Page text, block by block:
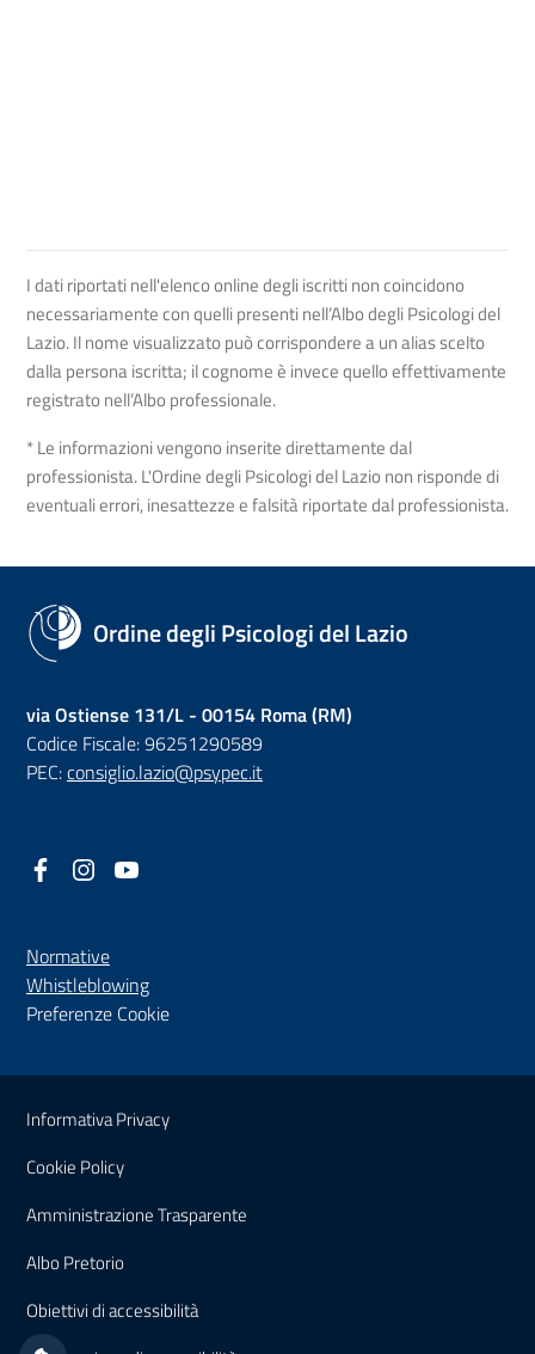
I dati riportati nell'elenco online degli iscritti non coincidono
necessariamente con quelli presenti nell’Albo degli Psicologi del
Lazio. Il nome visualizzato può corrispondere a un alias scelto
dalla persona iscritta; il cognome è invece quello effettivamente
registrato nell’Albo professionale.
* Le informazioni vengono inserite direttamente dal
professionista. L'Ordine degli Psicologi del Lazio non risponde di
eventuali errori, inesattezze e falsità riportate dal professionista.
Ordine degli Psicologi del Lazio
via Ostiense 131/L - 00154 Roma (RM)
Codice Fiscale: 96251290589
PEC:consiglio.lazio@psypec.it
Facebook
(nuova scheda - new tab)
Instagram
(nuova scheda - new tab)
Normative
Whistleblowing(nuova scheda - new tab)
Preferenze Cookie
Sezione Link Utili
Informativa Privacy
Cookie Policy
Amministrazione Trasparente
Albo Pretorio
Obiettivi di accessibilità(nuova scheda - new tab)